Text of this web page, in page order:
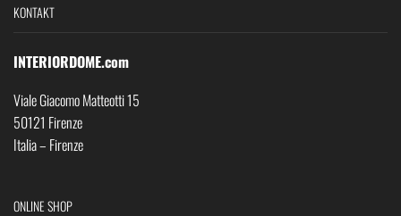
KONTAKT
INTERIORDOME.com
Viale Giacomo Matteotti 15
50121 Firenze
Italia – Firenze
ONLINE SHOP